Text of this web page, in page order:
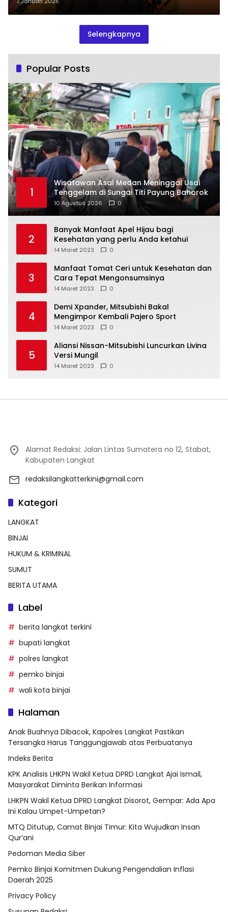
Selengkapnya
Popular Posts
1
Wisatawan Asal Medan Meninggal Usai
Tenggelam di Sungai Titi Payung Bahorok
10 Agustus 2026 0
2
Banyak Manfaat Apel Hijau bagi
Kesehatan yang perlu Anda ketahui
14 Maret 2023 0
3
Manfaat Tomat Ceri untuk Kesehatan dan
Cara Tepat Mengonsumsinya
14 Maret 2023 0
4
Demi Xpander, Mitsubishi Bakal
Mengimpor Kembali Pajero Sport
14 Maret 2023 0
5
Aliansi Nissan-Mitsubishi Luncurkan Livina
Versi Mungil
14 Maret 2023 0
Alamat Redaksi: Jalan Lintas Sumatera no 12, Stabat,
Kabupaten Langkat
redaksilangkatterkini@gmail.com
Kategori
LANGKAT
BINJAI
HUKUM & KRIMINAL
SUMUT
BERITA UTAMA
Label
berita langkat terkini
bupati langkat
polres langkat
pemko binjai
wali kota binjai
Halaman
Anak Buahnya Dibacok, Kapolres Langkat Pastikan
Tersangka Harus Tanggungjawab atas Perbuatanya
Indeks Berita
KPK Analisis LHKPN Wakil Ketua DPRD Langkat Ajai Ismail,
Masyarakat Diminta Berikan Informasi
LHKPN Wakil Ketua DPRD Langkat Disorot, Gempar: Ada Apa
Ini Kalau Umpet-Umpetan?
MTQ Ditutup, Camat Binjai Timur: Kita Wujudkan Insan
Qur’ani
Pedoman Media Siber
Pemko Binjai Komitmen Dukung Pengendalian Inflasi
Daerah 2025
Privacy Policy